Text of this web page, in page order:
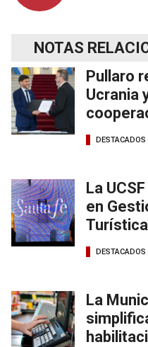
NOTAS
Pullaro
Ucrania
DESTACADOS
La
en
Turística
DESTACADOS
La